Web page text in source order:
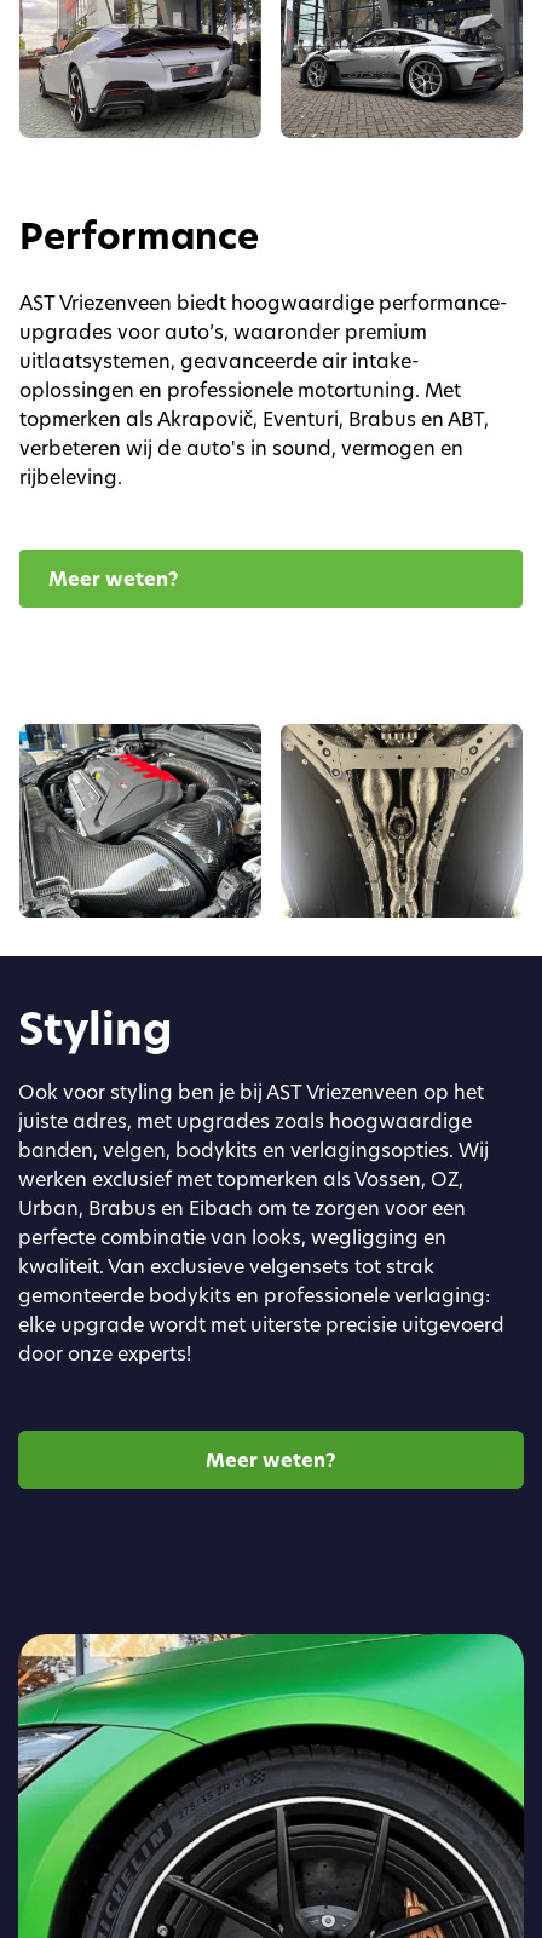
Performance
AST Vriezenveen biedt hoogwaardige performance-
upgrades voor auto’s, waaronder premium
uitlaatsystemen, geavanceerde air intake-
oplossingen en professionele motortuning. Met
topmerken als Akrapovič, Eventuri, Brabus en ABT,
verbeteren wij de auto's in sound, vermogen en
rijbeleving.
Meer weten?
Styling
Ook voor styling ben je bij AST Vriezenveen op het
juiste adres, met upgrades zoals hoogwaardige
banden, velgen, bodykits en verlagingsopties. Wij
werken exclusief met topmerken als Vossen, OZ,
Urban, Brabus en Eibach om te zorgen voor een
perfecte combinatie van looks, wegligging en
kwaliteit. Van exclusieve velgensets tot strak
gemonteerde bodykits en professionele verlaging:
elke upgrade wordt met uiterste precisie uitgevoerd
door onze experts!
Meer weten?